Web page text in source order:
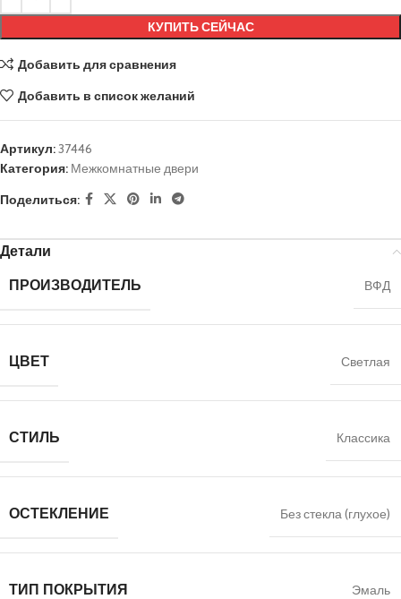
КУПИТЬ СЕЙЧАС
Добавить для сравнения
Добавить в список желаний
Артикул:37446
Категория: Межкомнатные двери
Поделиться:
Детали
ПРОИЗВОДИТЕЛЬ
ВФД
ЦВЕТ Светлая
СТИЛЬ Классика
ОСТЕКЛЕНИЕ Без стекла (глухое)
ТИП ПОКРЫТИЯ Эмаль